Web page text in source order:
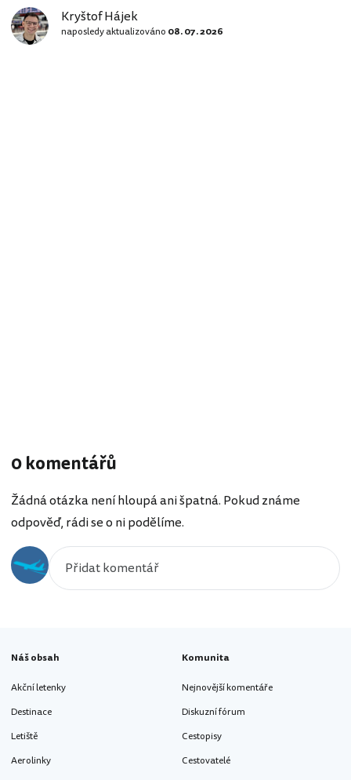
Kryštof Hájek
naposledy aktualizováno 08. 07. 2026
0 komentářů
Žádná otázka není hloupá ani špatná. Pokud známe
odpověď, rádi se o ni podělíme.
Náš obsah
Akční letenky
Destinace
Letiště
Aerolinky
Komunita
Nejnovější komentáře
Diskuzní fórum
Cestopisy
Cestovatelé